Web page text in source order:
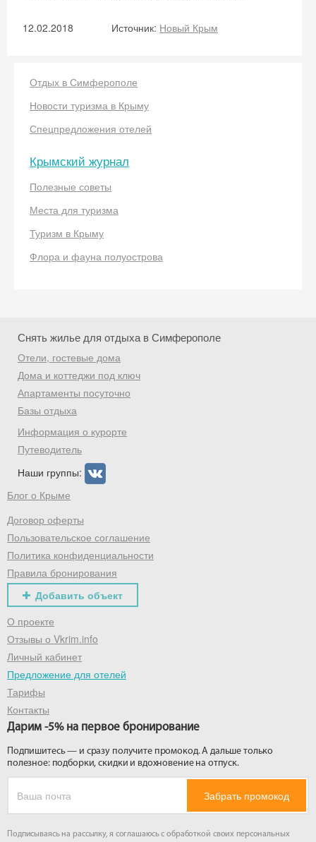
12.02.2018 Источник: Новый Крым
Отдых в Симферополе
Новости туризма в Крыму
Спецпредложения отелей
Крымский журнал
Полезные советы
Места для туризма
Туризм в Крыму
Флора и фауна полуострова
Снять жилье для отдыха в Симферополе
Отели, гостевые дома
Дома и коттеджи под ключ
Апартаменты посуточно
Базы отдыха
Информация о курорте
Путеводитель
Наши группы:
Блог о Крыме
Договор оферты
Пользовательское соглашение
Политика конфиденциальности
Правила бронирования
Добавить объект
О проекте
Отзывы о Vkrim.info
Личный кабинет
Предложение для отелей
Тарифы
Контакты
Дарим -5% на первое бронирование
Подпишитесь — и сразу получите промокод. А дальше только
полезное: подборки, скидки и вдохновение на отпуск.
Забрать промокод
Подписываясь на рассылку, я соглашаюсь с обработкой своих персональных
Скидка −5%
промокод на первое бронирование!